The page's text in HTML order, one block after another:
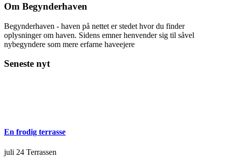
Om Begynderhaven
Begynderhaven - haven på nettet er stedet hvor du finder
oplysninger om haven. Sidens emner henvender sig til såvel
nybegyndere som mere erfarne haveejere
Seneste nyt
En frodig terrasse
juli 24 Terrassen